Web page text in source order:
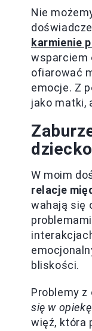
Nie
karmienie
wsparciem
ofiarować
emocje. Z
jako matki,
dziecko
W moim
relacje
wahają się
bliskości.
Problemy
się w
więź, która